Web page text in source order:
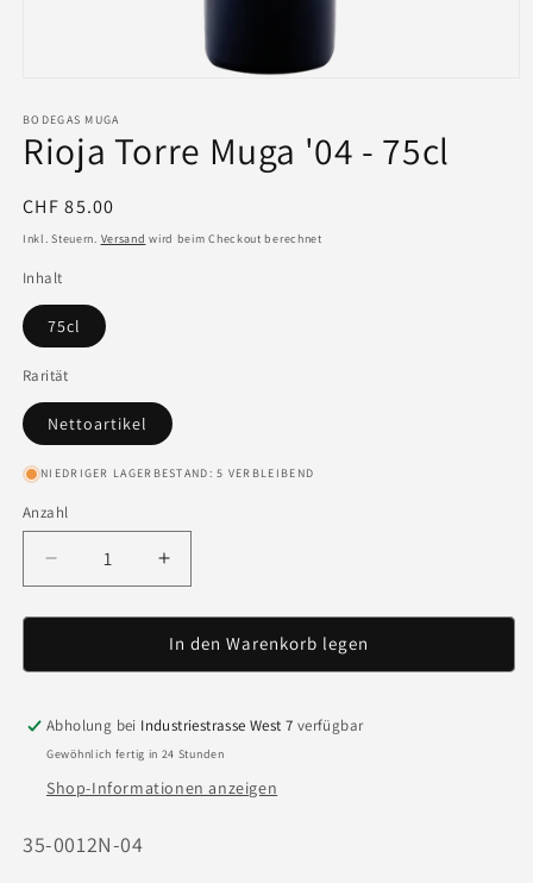
BODEGAS MUGA
Rioja Torre Muga '04 - 75cl
Normaler
Preis
CHF 85.00
Inkl. Steuern. Versand wird beim Checkout berechnet
Inhalt
75cl
Rarität
Nettoartikel
NIEDRIGER LAGERBESTAND: 5 VERBLEIBEND
Anzahl
Anzahl
Verringere
die
Menge
Rioja
Muga
&#39;04
75cl
Erhöhe
die
Menge
für
Rioja
Muga
75cl
In den Warenkorb legen
Abholung bei Industriestrasse West 7 verfügbar
Gewöhnlich fertig in 24 Stunden
Shop-Informationen anzeigen
Art.
35-0012N-04